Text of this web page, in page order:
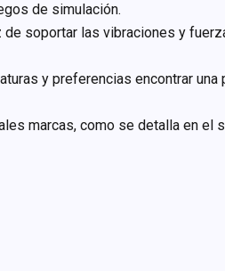
de simulación.
de soportar las vibraciones y
y preferencias encontrar una
marcas, como se detalla en el